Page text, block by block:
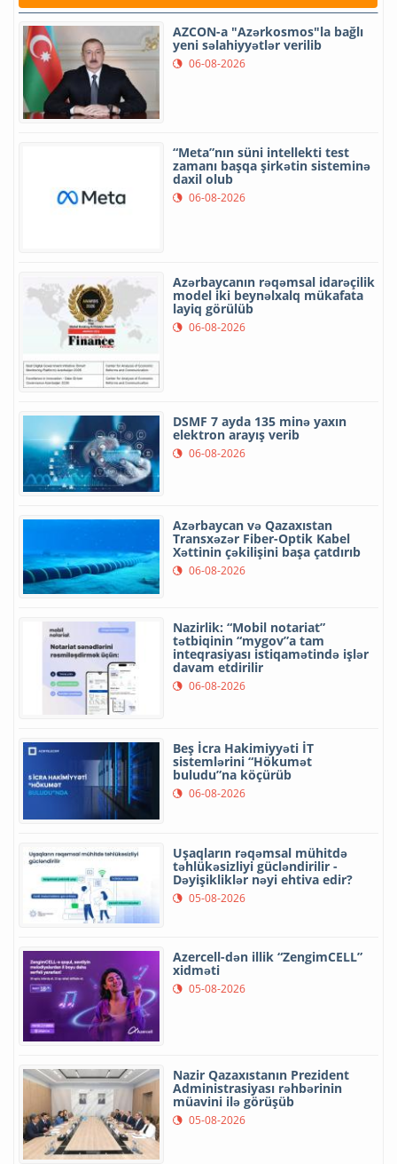
AZCON-a "Azərkosmos"la bağlı
yeni səlahiyyətlər verilib
06-08-2026
“Meta”nın süni intellekti test
zamanı başqa şirkətin sisteminə
daxil olub
06-08-2026
Azərbaycanın rəqəmsal idarəçilik
model iki beynəlxalq mükafata
layiq görülüb
06-08-2026
DSMF 7 ayda 135 minə yaxın
elektron arayış verib
06-08-2026
Azərbaycan və Qazaxıstan
Transxəzər Fiber-Optik Kabel
Xəttinin çəkilişini başa çatdırıb
06-08-2026
Nazirlik: “Mobil notariat”
tətbiqinin “mygov”a tam
inteqrasiyası istiqamətində işlər
davam etdirilir
06-08-2026
Beş İcra Hakimiyyəti İT
sistemlərini “Hökumət
buludu”na köçürüb
06-08-2026
Uşaqların rəqəmsal mühitdə
təhlükəsizliyi gücləndirilir -
Dəyişikliklər nəyi ehtiva edir?
05-08-2026
Azercell-dən illik “ZengimCELL”
xidməti
05-08-2026
Nazir Qazaxıstanın Prezident
Administrasiyası rəhbərinin
müavini ilə görüşüb
05-08-2026